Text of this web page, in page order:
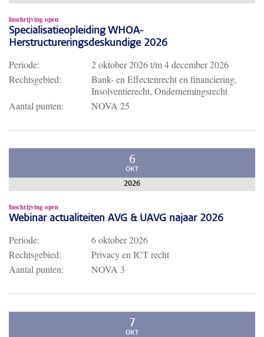
Inschrijving open
Specialisatieopleiding WHOA-
Herstructureringsdeskundige 2026
Periode: 2 oktober 2026t/m4 december 2026
Rechtsgebied:
Bank- en Effectenrecht en financiering,
Insolventierecht, Ondernemingsrecht
Aantal punten:
NOVA 25
6
OKT
2026
Inschrijving open
Webinar actualiteiten AVG & UAVG najaar 2026
Periode:
6 oktober 2026
Rechtsgebied:
Privacy en ICT recht
Aantal punten:
NOVA 3
7
OKT